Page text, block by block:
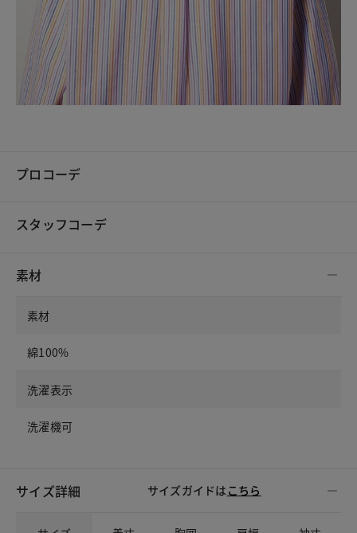
プロコーデ
スタッフコーデ
素材
素材
綿100%
洗濯表示
洗濯機可
サイズ詳細 サイズガイドは こちら